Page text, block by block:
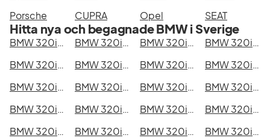
Porsche
CUPRA Opel SEAT
Hitta nya och begagnade BMW i Sverige
BMW 320i xDrive Touring i Stockholm BMW 320i xDrive Touring i Göteborg BMW 320i xDrive Touring i Helsingborg
BMW 320i xDrive Touring i Jönköping
BMW 320i xDrive Touring i Malmö
BMW 320i xDrive Touring i Örebro BMW 320i xDrive Touring i Norrköping
BMW 320i xDrive Touring i Linköping
BMW 320i xDrive Touring i Uppsala
BMW 320i xDrive Touring i Västerås BMW 320i xDrive Touring i Halmstad
BMW 320i xDrive Touring i Växjö
BMW 320i xDrive Touring i Eskilstuna
BMW 320i xDrive Touring i Kalmar BMW 320i xDrive Touring i Karlskrona
BMW 320i xDrive Touring i Karlstad
BMW 320i xDrive Touring i Kristianstad
BMW 320i xDrive Touring i Sundsvall BMW 320i xDrive Touring i Umeå
BMW 320i xDrive Touring i Varberg